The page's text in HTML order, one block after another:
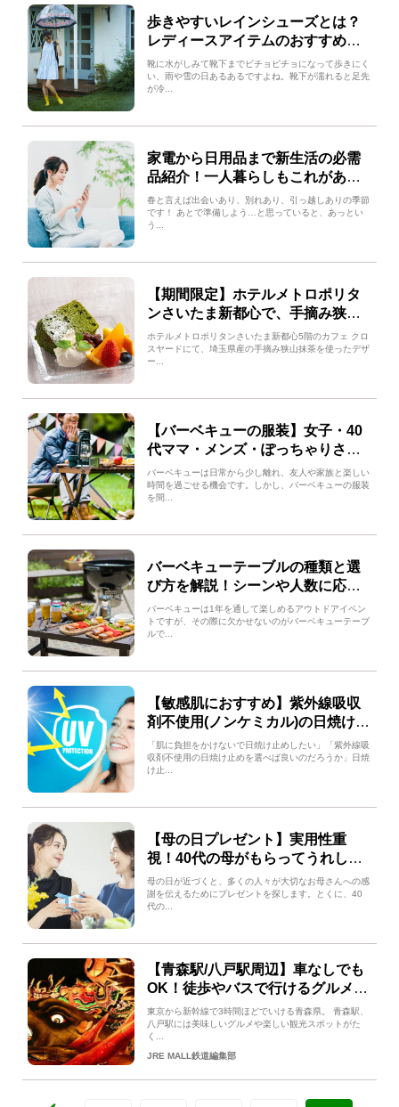
歩きやすいレインシューズとは？
レディースアイテムのおすすめも
紹介！
靴に水がしみて靴下までビチョビチョになって歩きにく
い、雨や雪の日あるあるですよね。靴下が濡れると足先
が冷...
家電から日用品まで新生活の必需
品紹介！一人暮らしもこれがあれ
ば安心♪
春と言えば出会いあり、別れあり、引っ越しありの季節
です！ あとで準備しよう…と思っていると、あっとい
う...
【期間限定】ホテルメトロポリタ
ンさいたま新都心で、手摘み狭山
抹茶を使ったデザートを提供中！
ホテルメトロポリタンさいたま新都心5階のカフェ クロ
スヤードにて、埼玉県産の手摘み狭山抹茶を使ったデザ
ー...
【バーベキューの服装】女子・40
代ママ・メンズ・ぽっちゃりさん
の服装アイデアとNGアイテム
バーベキューは日常から少し離れ、友人や家族と楽しい
時間を過ごせる機会です。しかし、バーベキューの服装
を間...
バーベキューテーブルの種類と選
び方を解説！シーンや人数に応じ
たおすすめのアイテムとは？
バーベキューは1年を通して楽しめるアウトドアイベン
トですが、その際に欠かせないのがバーベキューテーブ
ルで...
【敏感肌におすすめ】紫外線吸収
剤不使用(ノンケミカル)の日焼け止
めおすすめランキング！
「肌に負担をかけないで日焼け止めしたい」「紫外線吸
収剤不使用の日焼け止めを選べば良いのだろうか」日焼
け止...
【母の日プレゼント】実用性重
視！40代の母がもらってうれしい
プレゼントとは？
母の日が近づくと、多くの人々が大切なお母さんへの感
謝を伝えるためにプレゼントを探します。とくに、40
代の...
【青森駅/八戸駅周辺】車なしでも
OK！徒歩やバスで行けるグルメ・
観光スポットを紹介
東京から新幹線で3時間ほどでいける青森県。 青森駅、
八戸駅には美味しいグルメや楽しい観光スポットがた
く...
JRE MALL鉄道編集部